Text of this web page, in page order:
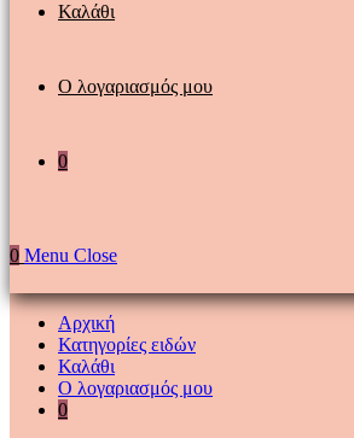
Καλάθι
Ο λογαριασμός μου
0
0 Menu Close
Αρχική
Κατηγορίες ειδών
Καλάθι
Ο λογαριασμός μου
0